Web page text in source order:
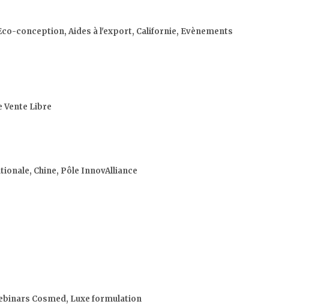
conception, Aides à l'export, Californie, Evènements
Vente Libre
Chine, Pôle InnovAlliance
Cosmed, Luxe formulation